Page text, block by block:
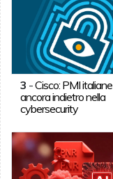
3 -Cisco: PMI italiane
ancora indietro nella
cybersecurity